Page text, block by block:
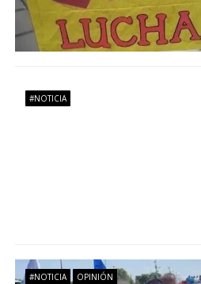
ó
n
d
t
#NOTICIA
#NOTICIA OPINIÓN